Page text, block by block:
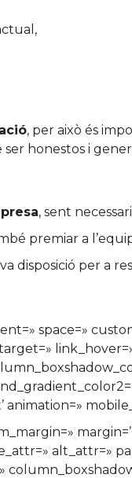
, per això és
honestos i
, sent
premiar a
disposició per a
space=»
alt_attr=»